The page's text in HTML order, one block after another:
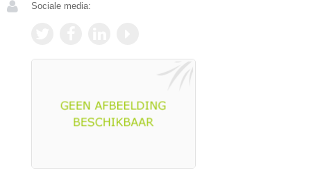
Sociale media: